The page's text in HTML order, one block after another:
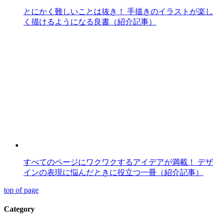
とにかく難しいことは抜き！ 手描きのイラストが楽し
く描けるようになる良書（紹介記事）
すべてのページにワクワクするアイデアが満載！ デザ
インの表現に悩んだときに役立つ一冊（紹介記事）
top of page
Category